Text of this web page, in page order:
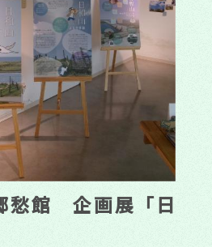
愁館 企画展「日